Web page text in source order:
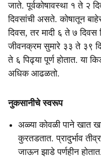
जाते. पूर्वकोषावस्था १ ते २
दिवसांची असते. कोषातून
दिवस, तर मादी ६ ते ७ दिवस
जीवनक्रम सुमारे ३३ ते ३९
ते ६ पिढ्या पूर्ण होतात. या
अधिक आढळतो.
नुकसानीचे स्वरूप
अळ्या कोवळी पाने खात
कुरतडतात. प्रादुर्भाव
जाऊन झाडे पर्णहीन